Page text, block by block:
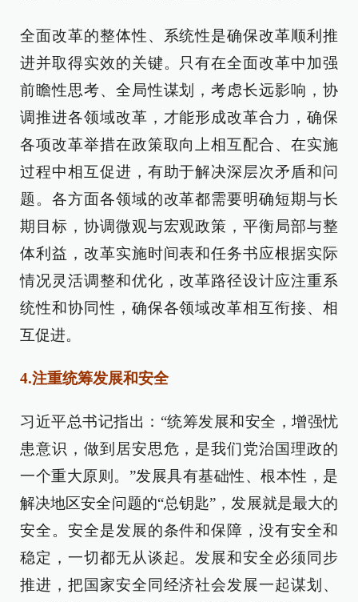
全面改革的整体性、系统性是确保改革顺利推
进并取得实效的关键。只有在全面改革中加强
前瞻性思考、全局性谋划，考虑长远影响，协
调推进各领域改革，才能形成改革合力，确保
各项改革举措在政策取向上相互配合、在实施
过程中相互促进，有助于解决深层次矛盾和问
题。各方面各领域的改革都需要明确短期与长
期目标，协调微观与宏观政策，平衡局部与整
体利益，改革实施时间表和任务书应根据实际
情况灵活调整和优化，改革路径设计应注重系
统性和协同性，确保各领域改革相互衔接、相
互促进。
4.注重统筹发展和安全
习近平总书记指出：“统筹发展和安全，增强忧
患意识，做到居安思危，是我们党治国理政的
一个重大原则。”发展具有基础性、根本性，是
解决地区安全问题的“总钥匙”，发展就是最大的
安全。安全是发展的条件和保障，没有安全和
稳定，一切都无从谈起。发展和安全必须同步
推进，把国家安全同经济社会发展一起谋划、